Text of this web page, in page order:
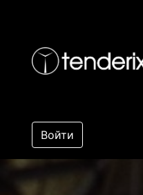
Войти